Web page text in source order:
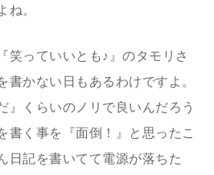
ね。
笑っていいとも♪』のタモリさ
書かない日もあるわけですよ。
』くらいのノリで良いんだろう
書く事を『面倒！』と思ったこ
日記を書いてて電源が落ちた